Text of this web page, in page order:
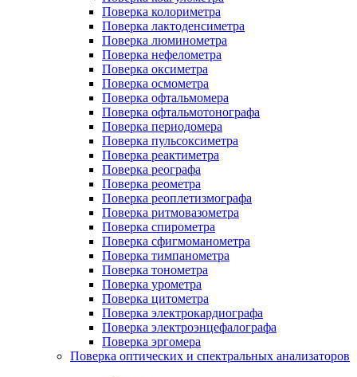
Поверка колориметра
Поверка лактоденсиметра
Поверка люминометра
Поверка нефелометра
Поверка оксиметра
Поверка осмометра
Поверка офтальмомера
Поверка офтальмотонографа
Поверка периодомера
Поверка пульсоксиметра
Поверка реактиметра
Поверка реографа
Поверка реометра
Поверка реоплетизмографа
Поверка ритмовазометра
Поверка спирометра
Поверка сфигмоманометра
Поверка тимпанометра
Поверка тонометра
Поверка урометра
Поверка цитометра
Поверка электрокардиографа
Поверка электроэнцефалографа
Поверка эргомера
Поверка оптических и спектральных анализаторов